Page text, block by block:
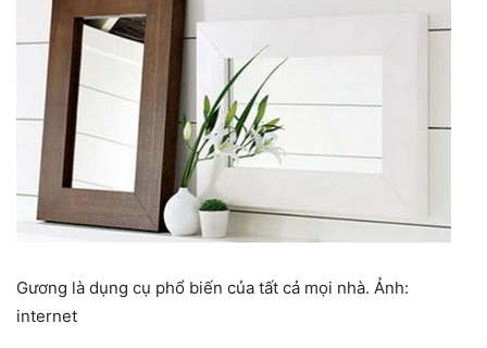
Gương là dụng cụ phổ biến của tất cả mọi nhà. Ảnh:
internet